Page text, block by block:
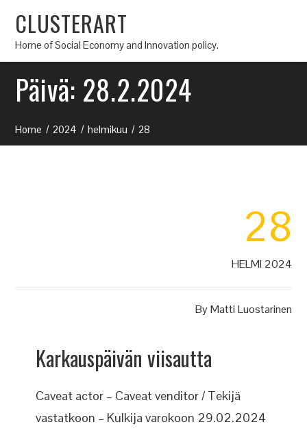
CLUSTERART
Home of Social Economy and Innovation policy.
Päivä: 28.2.2024
Home 2024 helmikuu 28
28
HELMI 2024
ByMatti Luostarinen
Karkauspäivän viisautta
Caveat actor – Caveat venditor / Tekijä
vastatkoon – Kulkija varokoon 29.02.2024